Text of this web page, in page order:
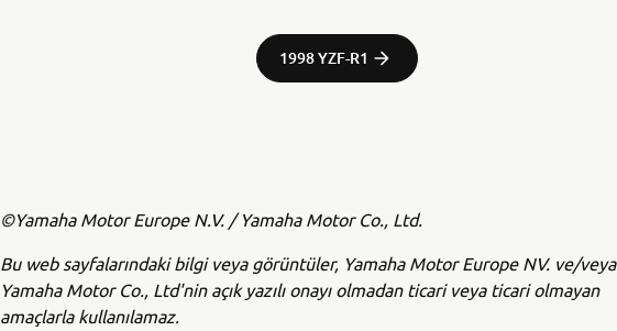
1998 YZF-R1
©Yamaha Motor Europe N.V. / Yamaha Motor Co., Ltd.
Bu web sayfalarındaki bilgi veya görüntüler, Yamaha Motor Europe NV. ve/veya
Yamaha Motor Co., Ltd'nin açık yazılı onayı olmadan ticari veya ticari olmayan
amaçlarla kullanılamaz.